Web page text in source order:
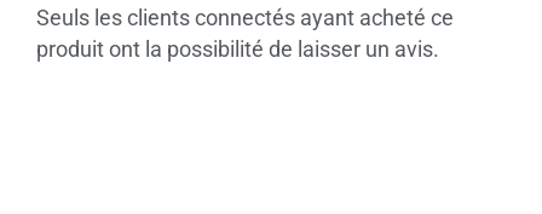
Seuls les clients connectés ayant acheté ce
produit ont la possibilité de laisser un avis.